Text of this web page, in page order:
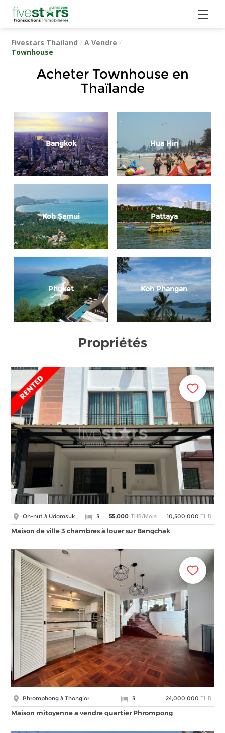
Fivestars Thailand /A Vendre /
Townhouse
Acheter Townhouse en
Thaïlande
Bangkok Hua Hin
Koh Samui Pattaya
Phuket Koh Phangan
Propriétés
On-nut à Udomsuk 3 55,000 THB/Mois 10,500,000 THB
Maison de ville 3 chambres à louer sur Bangchak
Phromphong à Thonglor 3 24,000,000 THB
Maison mitoyenne a vendre quartier Phrompong